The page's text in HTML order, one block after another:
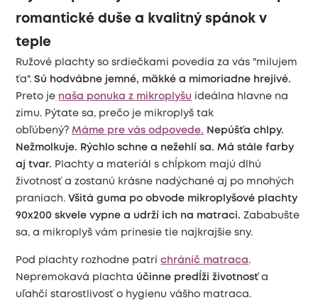
romantické duše a kvalitný spánok v
teple
Ružové plachty so srdiečkami povedia za vás "milujem
ťa".Sú hodvábne jemné, mäkké a mimoriadne hrejivé.
Preto je naša ponuka z mikroplyšu ideálna hlavne na
zimu. Pýtate sa, prečo je mikroplyš tak
obľúbený?Máme pre vás odpovede. Nepúšťa chlpy.
Nežmolkuje. Rýchlo schne a nežehlí sa. Má stále farby
aj tvar. Plachty a materiál s chĺpkom majú dlhú
životnosť a zostanú krásne nadýchané aj po mnohých
praniach.Všitá guma po obvode mikroplyšové plachty
90x200 skvele vypne a udrží ich na matraci. Zababušte
sa, a mikroplyš vám prinesie tie najkrajšie sny.
Pod plachty rozhodne patríchránič matraca.
Nepremokavá plachta účinne predĺži životnosťa
uľahčí starostlivosť o hygienu vášho matraca.